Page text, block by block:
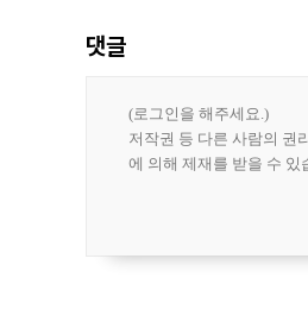
댓글